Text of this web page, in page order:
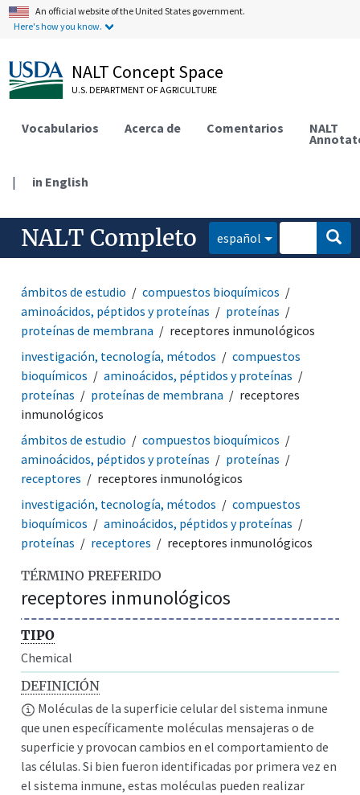
An official website of the United States government.
Here's how you know.
NALT Concept Space
U.S. DEPARTMENT OF AGRICULTURE
Vocabularios Acerca de Comentarios NALT
| in English
NALT Completo español
ámbitos de estudio
compuestos bioquímicos
aminoácidos, péptidos y proteínas
proteínas
proteínas de membrana
receptores inmunológicos
investigación, tecnología, métodos
compuestos
bioquímicos
aminoácidos, péptidos y proteínas
proteínas
proteínas de membrana
receptores
inmunológicos
ámbitos de estudio
compuestos bioquímicos
aminoácidos, péptidos y proteínas
proteínas
receptores
receptores inmunológicos
investigación, tecnología, métodos
compuestos
bioquímicos
aminoácidos, péptidos y proteínas
proteínas
receptores receptores inmunológicos
TÉRMINO PREFERIDO
receptores inmunológicos
TIPO
Chemical
DEFINICIÓN
Moléculas de la superficie celular del sistema inmune
que unen específicamente moléculas mensajeras o de
superficie y provocan cambios en el comportamiento de
las células. Si bien fueron identificadas por primera vez en
el sistema inmune, estas moléculas pueden realizar